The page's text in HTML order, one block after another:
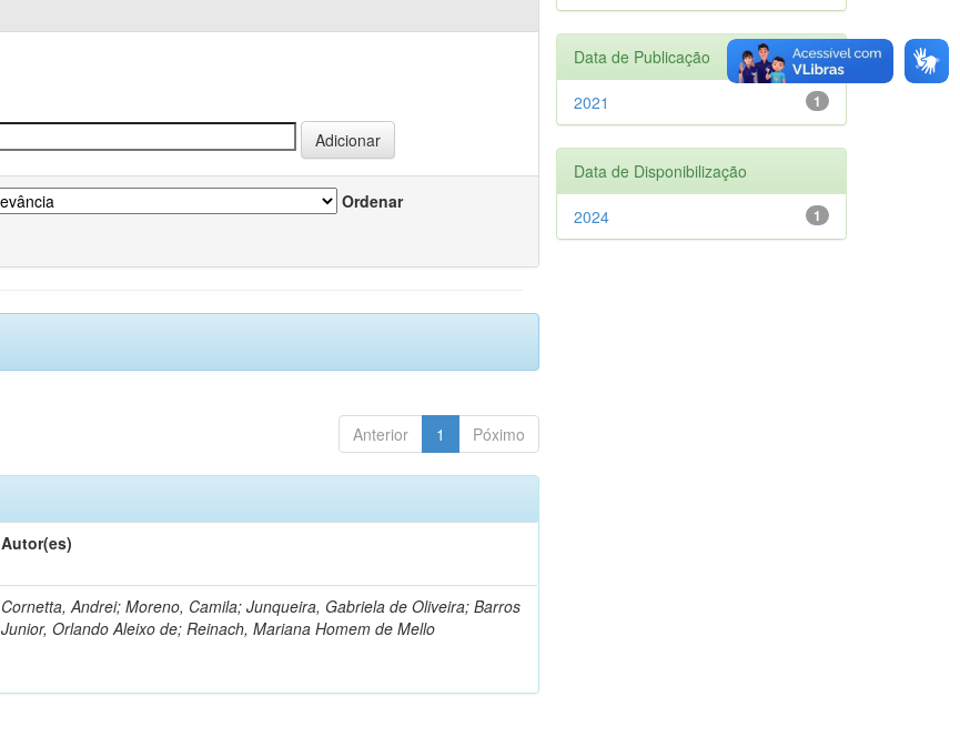
Ordenar
Anterior 1 Póximo
Autor(es)
Cornetta, Andrei; Moreno, Camila; Junqueira, Gabriela de Oliveira; Barros
Junior, Orlando Aleixo de; Reinach, Mariana Homem de Mello
Data de Publicação
1
2021
Data de Disponibilização
1
2024